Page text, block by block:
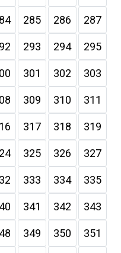
285 286 287
293 294 295
301 302 303
309 310 311
317 318 319
325 326 327
333 334 335
341 342 343
349 350 351